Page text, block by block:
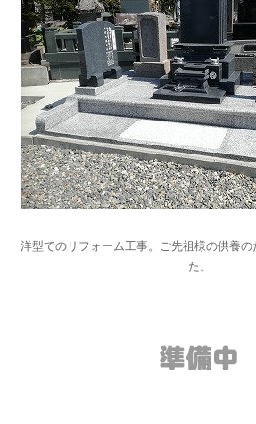
洋型でのリフォーム工事。ご先祖様の供養
た。